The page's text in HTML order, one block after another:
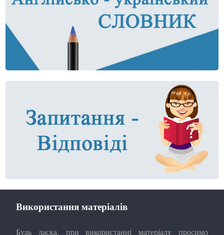
Використання матеріалів
Будь ласка, при використанні матеріалу просимо